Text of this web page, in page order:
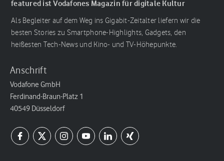
featured ist Vodafones Magazin für digitale Kultur
Als Begleiter auf dem Weg ins Gigabit-Zeitalter liefern wir die
besten Stories zu Smartphone-Highlights, Gadgets, den
heißesten Tech-News und Kino- und TV-Höhepunkte.
Anschrift
Vodafone GmbH
Ferdinand-Braun-Platz 1
40549 Düsseldorf